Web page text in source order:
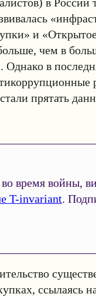
и
чем в
в
прятать
время войны,
T-invariant.
ссылаясь